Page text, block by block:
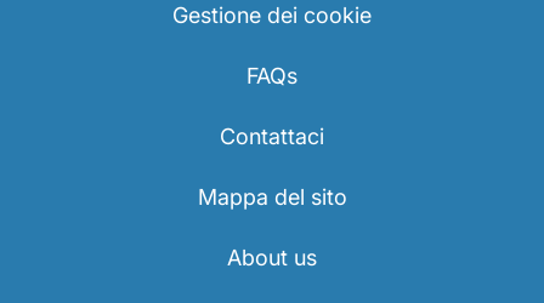
Gestione dei cookie
FAQs
Contattaci
Mappa del sito
About us